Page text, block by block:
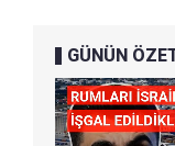
GÜNÜN